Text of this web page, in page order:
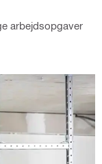
arbejdsopgaver